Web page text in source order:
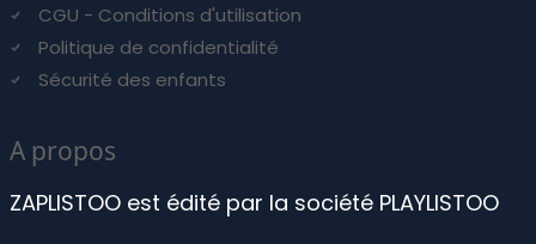
CGU - Conditions d'utilisation
Politique de confidentialité
Sécurité des enfants
A propos
ZAPLISTOO est édité par la société PLAYLISTOO